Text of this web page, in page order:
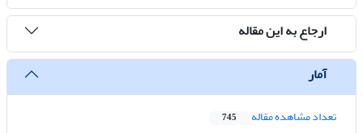
ارجاع به این مقاله
آمار
تعداد مشاهده مقاله 745